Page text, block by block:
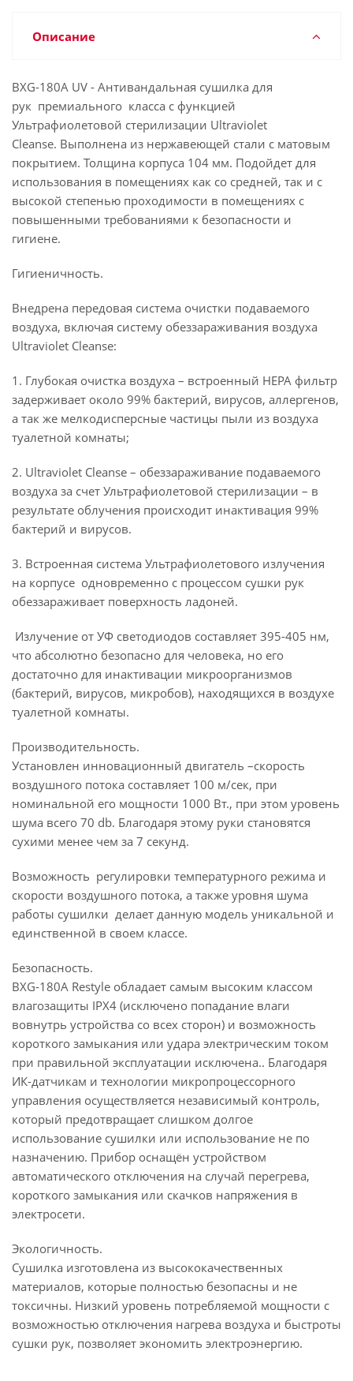
Описание
BXG-180A UV - Антивандальная сушилка для
рук премиального класса с функцией
Ультрафиолетовой стерилизации Ultraviolet
Cleanse. Выполнена из нержавеющей стали с матовым
покрытием. Толщина корпуса 104 мм. Подойдет для
использования в помещениях как со средней, так и с
высокой степенью проходимости в помещениях с
повышенными требованиями к безопасности и
гигиене.
Гигиеничность.
Внедрена передовая система очистки подаваемого
воздуха, включая систему обеззараживания воздуха
Ultraviolet Cleanse:
1. Глубокая очистка воздуха – встроенный НЕРА фильтр
задерживает около 99% бактерий, вирусов, аллергенов,
а так же мелкодисперсные частицы пыли из воздуха
туалетной комнаты;
2. Ultraviolet Cleanse – обеззараживание подаваемого
воздуха за счет Ультрафиолетовой стерилизации – в
результате облучения происходит инактивация 99%
бактерий и вирусов.
3. Встроенная система Ультрафиолетового излучения
на корпусе одновременно с процессом сушки рук
обеззараживает поверхность ладоней.
Излучение от УФ светодиодов составляет 395-405 нм,
что абсолютно безопасно для человека, но его
достаточно для инактивации микроорганизмов
(бактерий, вирусов, микробов), находящихся в воздухе
туалетной комнаты.
Производительность.
Установлен инновационный двигатель –скорость
воздушного потока составляет 100 м/сек, при
номинальной его мощности 1000 Вт., при этом уровень
шума всего 70 db. Благодаря этому руки становятся
сухими менее чем за 7 секунд.
Возможность регулировки температурного режима и
скорости воздушного потока, а также уровня шума
работы сушилки делает данную модель уникальной и
единственной в своем классе.
Безопасность.
BXG-180А Restyle обладает самым высоким классом
влагозащиты IPX4 (исключено попадание влаги
вовнутрь устройства со всех сторон) и возможность
короткого замыкания или удара электрическим током
при правильной эксплуатации исключена.. Благодаря
ИК-датчикам и технологии микропроцессорного
управления осуществляется независимый контроль,
который предотвращает слишком долгое
использование сушилки или использование не по
назначению. Прибор оснащён устройством
автоматического отключения на случай перегрева,
короткого замыкания или скачков напряжения в
электросети.
Экологичность.
Сушилка изготовлена из высококачественных
материалов, которые полностью безопасны и не
токсичны. Низкий уровень потребляемой мощности с
возможностью отключения нагрева воздуха и быстроты
сушки рук, позволяет экономить электроэнергию.